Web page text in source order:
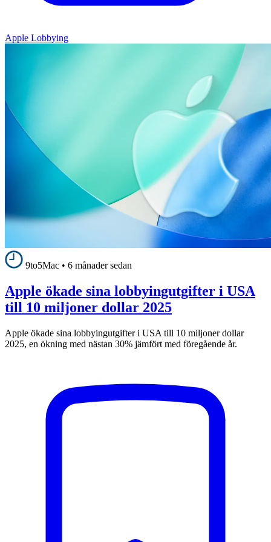
Apple Lobbying
9to5Mac • 6 månader sedan
Apple ökade sina lobbyingutgifter i USA
till 10 miljoner dollar 2025
Apple ökade sina lobbyingutgifter i USA till 10 miljoner dollar
2025, en ökning med nästan 30% jämfört med föregående år.